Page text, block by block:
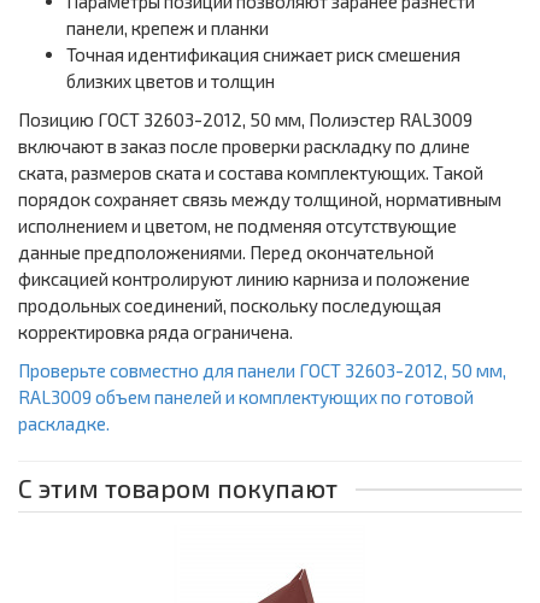
панели, крепеж и планки
Точная идентификация снижает риск смешения
близких цветов и толщин
Позицию ГОСТ 32603-2012, 50 мм, Полиэстер RAL3009
включают в заказ после проверки раскладку по длине
ската, размеров ската и состава комплектующих. Такой
порядок сохраняет связь между толщиной, нормативным
исполнением и цветом, не подменяя отсутствующие
данные предположениями. Перед окончательной
фиксацией контролируют линию карниза и положение
продольных соединений, поскольку последующая
корректировка ряда ограничена.
Проверьте совместно для панели ГОСТ 32603-2012, 50 мм,
RAL3009 объем панелей и комплектующих по готовой
раскладке.
С этим товаром покупают